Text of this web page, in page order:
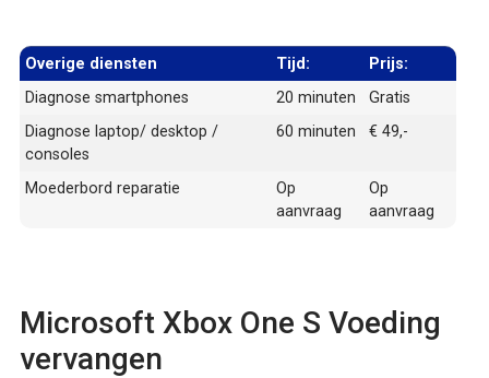
Overige diensten Tijd:
Prijs:
Diagnose smartphones
20 minuten
Gratis
Diagnose laptop/ desktop /
consoles
60 minuten € 49,-
Moederbord reparatie
Op
aanvraag
Op
aanvraag
Microsoft Xbox One S Voeding
vervangen